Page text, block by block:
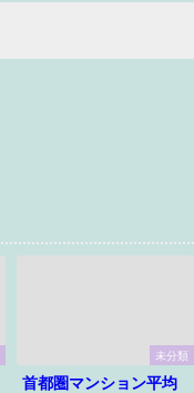
未分類
首都圏マンション平均